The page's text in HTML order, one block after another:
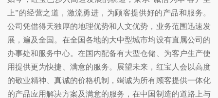
上”的经营之道，激流勇进，为顾客提供好的产品和服务。
公司凭借得天独厚的地理优势和人文优势，业务范围迅速发
展，遍及全国。在全国各地的大中型城市均设有直属公司的
办事处和服务中心。在国内配备有大型仓储、为客户生产使
用提供更为快捷、满意的服务。展望未来，红宝人会以高度
的敬业精神、真诚的价格机制，竭诚为所有顾客提供一体化
的产品应用解决方案及满意的服务，在中国制造的道路上与